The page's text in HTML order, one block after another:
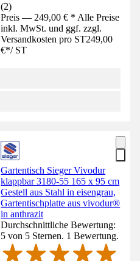
(2)
Preis — 249,00 € * Alle Preise
inkl. MwSt. und ggf. zzgl.
Versandkosten pro ST249,00
€*/ ST
Gartentisch Sieger Vivodur
klappbar 3180-55 165 x 95 cm
Gestell aus Stahl in eisengrau,
Gartentischplatte aus vivodur®
in anthrazit
Durchschnittliche Bewertung:
5 von 5 Sternen. 1 Bewertung.